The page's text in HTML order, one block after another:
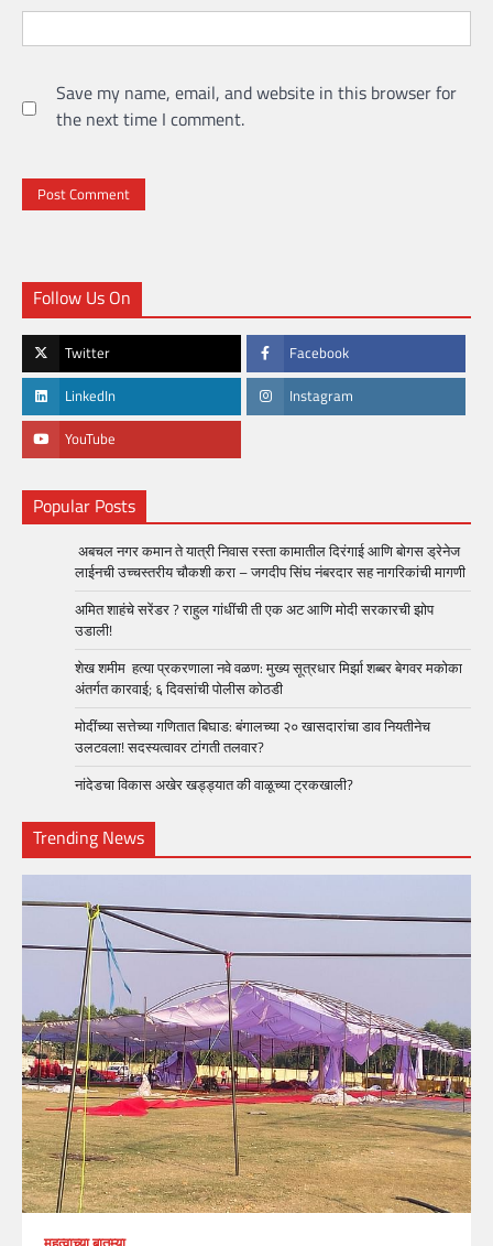
Save my name, email, and website in this browser for
the next time I comment.
Follow Us On
Twitter Facebook
LinkedIn Instagram
YouTube
Popular Posts
अबचल नगर कमान ते यात्री निवास रस्ता कामातील दिरंगाई आणि बोगस ड्रेनेज
लाईनची उच्चस्तरीय चौकशी करा – जगदीप सिंघ नंबरदार सह नागरिकांची मागणी
अमित शाहंचे सरेंडर ? राहुल गांधींची ती एक अट आणि मोदी सरकारची झोप
उडाली!
शेख शमीम हत्या प्रकरणाला नवे वळण: मुख्य सूत्रधार मिर्झा शब्बर बेगवर मकोका
अंतर्गत कारवाई; ६ दिवसांची पोलीस कोठडी
मोदींच्या सत्तेच्या गणितात बिघाड: बंगालच्या २० खासदारांचा डाव नियतीनेच
उलटवला! सदस्यत्वावर टांगती तलवार?
नांदेडचा विकास अखेर खड्ड्यात की वाळूच्या ट्रकखाली?
Trending News